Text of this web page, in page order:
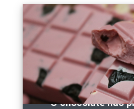
O chocolate não